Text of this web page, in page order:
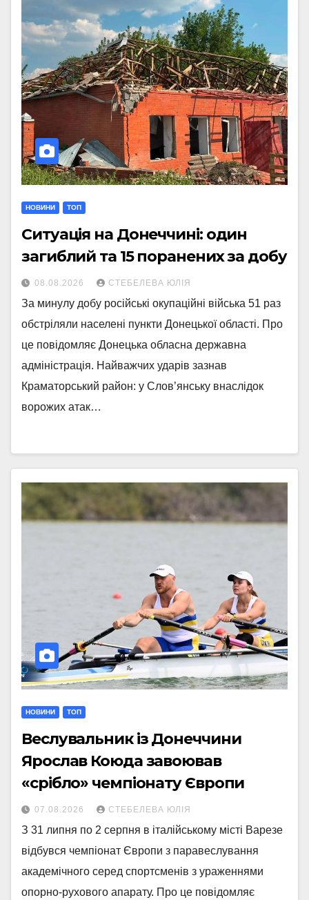
НОВИНИ ТОП
Ситуація на Донеччині: один
загиблий та 15 поранених за добу
08.08.2026 СТЕБЕЛЕВА ЮЛІЯ
За минулу добу російські окупаційні війська 51 раз
обстріляли населені пункти Донецької області. Про
це повідомляє Донецька обласна державна
адміністрація. Найважчих ударів зазнав
Краматорський район: у Слов’янську внаслідок
ворожих атак…
НОВИНИ ТОП
Веслувальник із Донеччини
Ярослав Коюда завоював
«срібло» чемпіонату Європи
07.08.2026 СТЕБЕЛЕВА ЮЛІЯ
З 31 липня по 2 серпня в італійському місті Варезе
відбувся чемпіонат Європи з паравеслування
академічного серед спортсменів з ураженнями
опорно-рухового апарату. Про це повідомляє